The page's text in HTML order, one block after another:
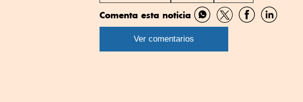
Comenta esta noticia
Compartir
por
Compartir
por
CompartirCompartir
Ver comentarios